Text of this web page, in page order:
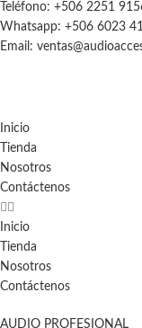
Teléfono: +506 2251
Whatsapp: +506 6023
Email:
Inicio
Tienda
Nosotros
Contáctenos
Inicio
Tienda
Nosotros
Contáctenos
AUDIO PROFESIONAL